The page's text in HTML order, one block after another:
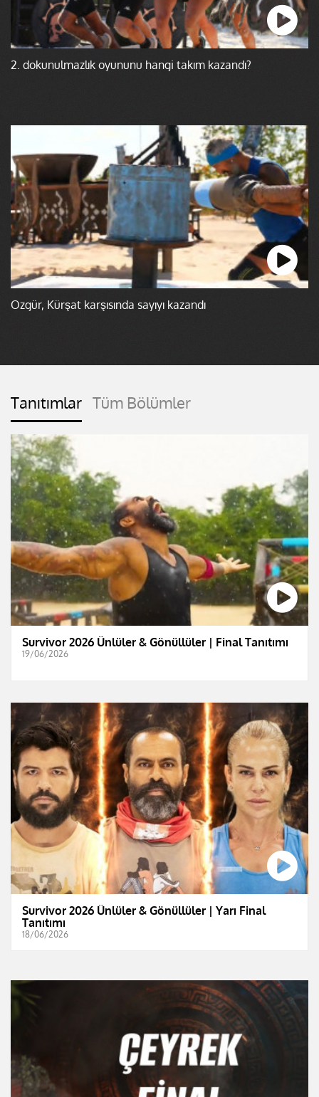
2. dokunulmazlık oyununu hangi takım kazandı?
Özgür, Kürşat karşısında sayıyı kazandı
Tanıtımlar Tüm Bölümler
Survivor 2026 Ünlüler & Gönüllüler | Final Tanıtımı
19/06/2026
Survivor 2026 Ünlüler & Gönüllüler | Yarı Final
Tanıtımı
18/06/2026